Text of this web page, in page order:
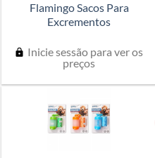
Flamingo Sacos Para
Excrementos
Inicie sessão para ver os
preços